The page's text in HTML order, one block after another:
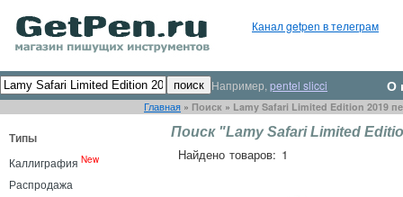
Канал getpen в телеграм
Например, pentel slicci О
Главная » Поиск » Lamy Safari Limited Edition 2019
Типы
Каллиграфия New
Распродажа
Поиск "Lamy Safari Limited
Найдено товаров: 1